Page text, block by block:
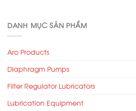
DANH MỤC SẢN PHẨM
Aro Products
Diaphragm Pumps
Filter Regulator Lubricators
Lubrication Equipment